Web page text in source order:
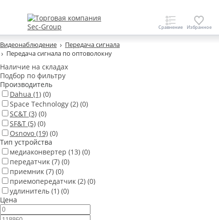
Видеонаблюдение
Передача сигнала
Передача сигнала по оптоволокну
Наличие на складах
Подбор по фильтру
Производитель
Dahua (1) (0)
Space Technology (2) (0)
SC&T (3) (0)
SF&T (5) (0)
Osnovo (19) (0)
Тип устройства
медиаконвертер (13) (0)
передатчик (7) (0)
приемник (7) (0)
приемопередатчик (2) (0)
удлинитель (1) (0)
Цена